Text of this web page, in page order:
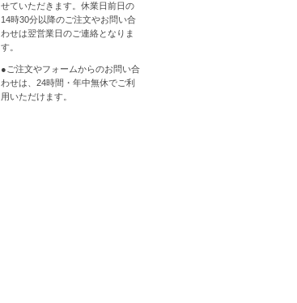
せていただきます。休業日前日の
14時30分以降のご注文やお問い合
わせは翌営業日のご連絡となりま
す。
●ご注文やフォームからのお問い合
わせは、 24時間・年中無休でご利
用いただけます。